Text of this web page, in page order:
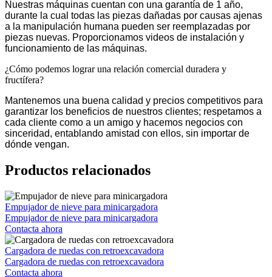
Nuestras máquinas cuentan con una garantía de 1 año,
durante la cual todas las piezas dañadas por causas ajenas
a la manipulación humana pueden ser reemplazadas por
piezas nuevas. Proporcionamos videos de instalación y
funcionamiento de las máquinas.
¿Cómo podemos lograr una relación comercial duradera y
fructífera?
Mantenemos una buena calidad y precios competitivos para
garantizar los beneficios de nuestros clientes; respetamos a
cada cliente como a un amigo y hacemos negocios con
sinceridad, entablando amistad con ellos, sin importar de
dónde vengan.
Productos relacionados
Empujador de nieve para minicargadora
Empujador de nieve para minicargadora
Contacta ahora
Cargadora de ruedas con retroexcavadora
Cargadora de ruedas con retroexcavadora
Contacta ahora